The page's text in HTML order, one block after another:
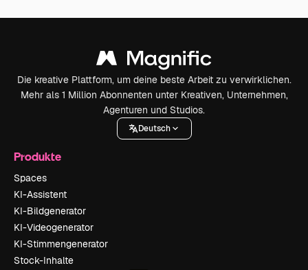
Die kreative Plattform, um deine beste Arbeit zu verwirklichen.
Mehr als 1 Million Abonnenten unter Kreativen, Unternehmen,
Agenturen und Studios.
Deutsch
Produkte
Spaces
KI-Assistent
KI-Bildgenerator
KI-Videogenerator
KI-Stimmengenerator
Stock-Inhalte